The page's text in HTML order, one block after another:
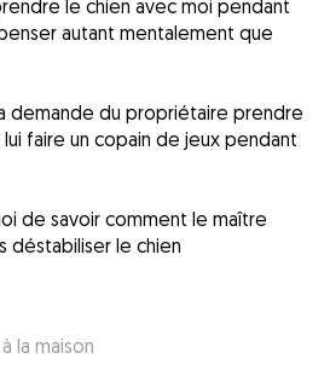
le chien avec moi pendant
autant mentalement que
demande du propriétaire prendre
faire un copain de jeux pendant
de savoir comment le maître
la maison